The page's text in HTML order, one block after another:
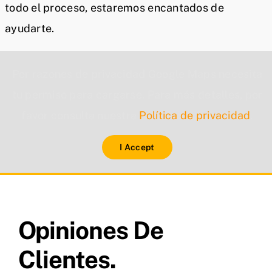
todo el proceso, estaremos encantados de
ayudarte.
Política de privacidad
I Accept
Opiniones De
Clientes.